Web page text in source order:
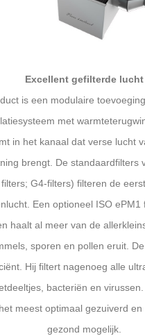
Excellent gefilterde lucht
is een modulaire
met
in het kanaal dat verse lucht
brengt. De standaardfilters
G4-filters) filteren de
Een optioneel ISO ePM1
haalt al meer van de
sporen en pollen eruit.
Hij filtert nagenoeg alle
bacteriën en
meest optimaal gezuiverd
gezond mogelijk.